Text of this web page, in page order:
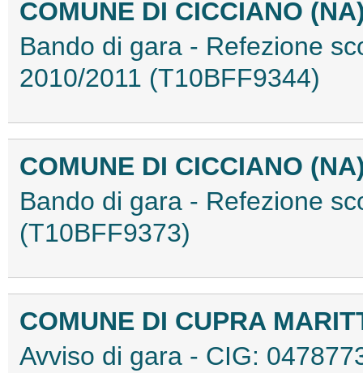
COMUNE DI CICCIANO
Bando di gara - Refezione
2010/2011 (T10BFF9344)
COMUNE DI CICCIANO
Bando di gara - Refezione
(T10BFF9373)
COMUNE DI CUPRA
Avviso di gara - CIG: